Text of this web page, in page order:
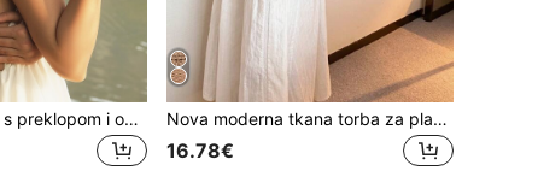
Višeslojna torbica s preklopom i okretanjem, pletena torbica, savršena za odmor, privlačna ljetna torba za plažu, ljetna slamnata torba za plažu za žene, modna ljetna torba za odmor, osnovni predmeti za plažu, ženske torbe za odmor i praznike, osnovni predmeti za odmor, savršeni za ljeto, odmor i plažu Nova moderna tkana torba za plažu s elegantnim dizajnom za putovanja ili svakodnevnu upotrebu/boemski stil torbe za rame/ruku s resicama, velikog kapaciteta za žene, djevojke i tinejdžerice, ljetne osnovne stvari za žene torbe za odmor i praznike, školska torba, prijenosna, velikog kapaciteta, za tinejdžerice i studentice, savršena za ured, fakultet, srednju školu, posao, putovanje na posao, ured, plažu, boemska odjevna kombinacija za žene, boho
16.78€